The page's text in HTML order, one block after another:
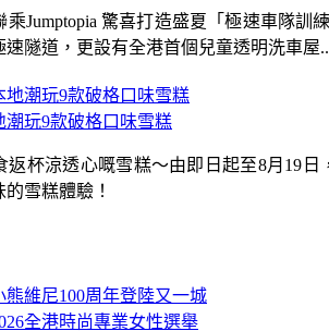
乘Jumptopia 驚喜打造盛夏「極速車隊
速隧道，更設有全港首個兒童透明洗車屋
潮玩9款破格口味雪糕
返杯涼透心嘅雪糕～由即日起至8月19
雪糕體驗！